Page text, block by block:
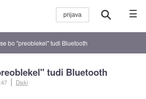
☰
bo "preoblekel" tudi Bluetooth
tudi Bluetooth
Diski